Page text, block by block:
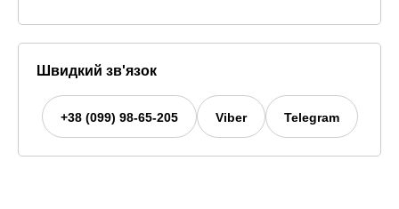
Швидкий зв'язок
+38 (099) 98-65-205 Viber Telegram